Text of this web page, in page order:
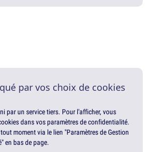
par vos choix de cookies
par un service tiers. Pour l'afficher, vous
dans vos paramètres de confidentialité.
moment via le lien "Paramètres de Gestion
en bas de page.